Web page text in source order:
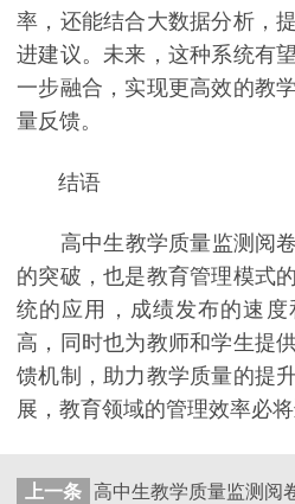
率，还能结合大数据分析，
进建议。未来，这种系统有
一步融合，实现更高效的教
量反馈。
结语
高中生教学质量监测阅卷
的突破，也是教育管理模式
统的应用，成绩发布的速
高，同时也为教师和学生提
馈机制，助力教学质量的提
展，教育领域的管理效率必
上一条